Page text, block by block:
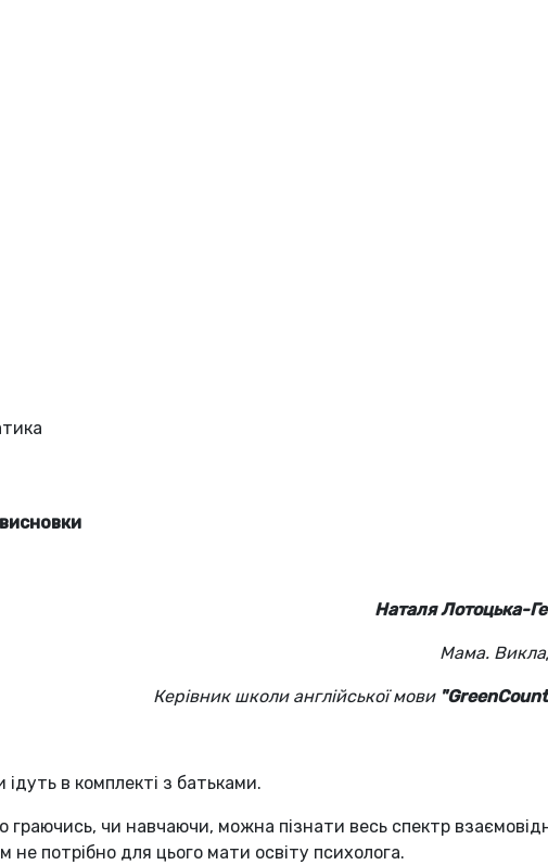
Наталя Лотоцька-
Мама.
Керівник школи англійської мови
в комплекті з батьками.
чи навчаючи, можна пізнати весь спектр
не потрібно для цього мати освіту психолога.